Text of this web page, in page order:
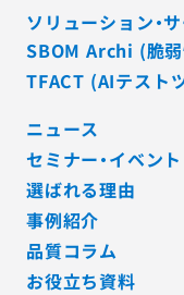
ソリューション・
SBOM Archi (脆
TFACT (AIテスト
ニュース
セミナー・イベント
選ばれる理由
事例紹介
品質コラム
お役立ち資料